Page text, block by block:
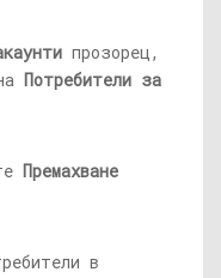
прозорец,
Потребители за
Премахване